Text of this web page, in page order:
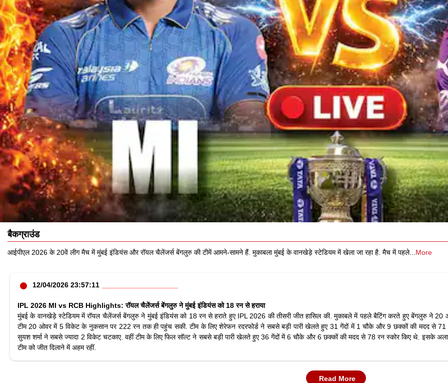
बैकग्राउंड
आईपीएल 2026 के 20वें लीग मैच में मुंबई इंडियंस और रॉयल चैलेंजर्स बेंगलुरु की टीमें आमने-सामने हैं. मुकाबला मुंबई के वानखेड़े स्टेडियम में खेला जा रहा है. मैच में पहले... More
12/04/2026 23:57:11
IPL 2026 MI vs RCB Highlights: रॉयल चैलेंजर्स बेंगलुरु ने मुंबई इंडियंस को 18 रन से हराया
मुंबई के वानखेड़े स्टेडियम में रॉयल चैलेंजर्स बेंगलुरु ने मुंबई इंडियंस को 18 रन से हराते हुए IPL 2026 की तीसरी जीत हासिल की. मुकाबले में पहले बैटिंग करते हुए बेंगलुरु ने
टीम 20 ओवर में 5 विकेट के नुकसान पर 222 रन तक ही पहुंच सकी. टीम के लिए शेरेफन रदरफोर्ड ने सबसे बड़ी पारी खेलते हुए 31 गेंदों में 1 चौके और 9 छक्कों की मदद से 71 रन
सुयश शर्मा ने सबसे ज्यादा 2 विकेट चटकाए. वहीं टीम के लिए फिल सॉल्ट ने सबसे बड़ी पारी खेलते हुए 36 गेंदों में 6 चौके और 6 छक्कों की मदद से 78 रन स्कोर किए थे. इसके अलावा
टीम को जीत दिलाने में अहम रहीं.
Read More